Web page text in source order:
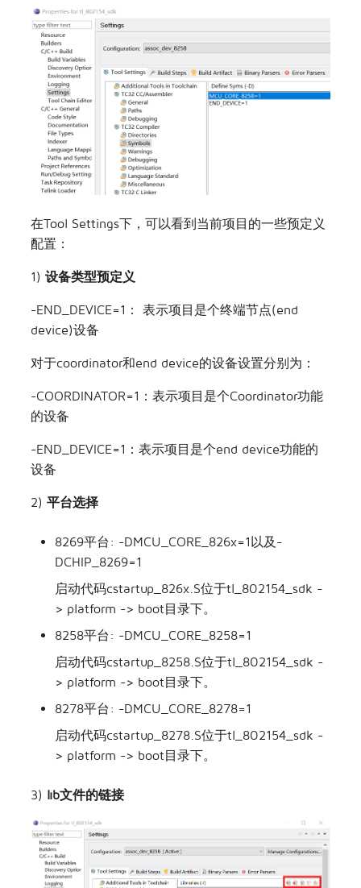
在Tool Settings下，可以看到当前项目的一些预定义
配置：
1)设备类型预定义
-END_DEVICE=1： 表示项目是个终端节点(end
device)设备
对于coordinator和end device的设备设置分别为：
-COORDINATOR=1：表示项目是个Coordinator功能
的设备
-END_DEVICE=1：表示项目是个end device功能的
设备
2)平台选择
8269平台: -DMCU_CORE_826x=1以及-
DCHIP_8269=1
启动代码cstartup_826x.S位于tl_802154_sdk -
> platform -> boot目录下。
8258平台: -DMCU_CORE_8258=1
启动代码cstartup_8258.S位于tl_802154_sdk -
> platform -> boot目录下。
8278平台: -DMCU_CORE_8278=1
启动代码cstartup_8278.S位于tl_802154_sdk -
> platform -> boot目录下。
3) lib文件的链接